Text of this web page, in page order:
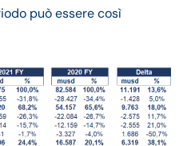
può essere così